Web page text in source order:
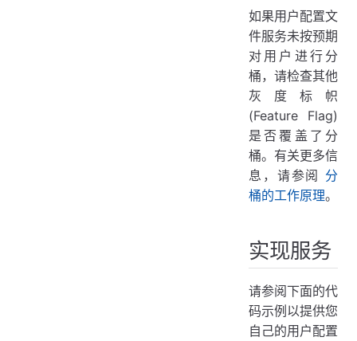
如果用户配置文
件服务未按预期
对用户进行分
桶，请检查其他
灰度标帜
(Feature Flag)
是否覆盖了分
桶。有关更多信
息，请参阅 分
桶的工作原理。
实现服务
请参阅下面的代
码示例以提供您
自己的用户配置